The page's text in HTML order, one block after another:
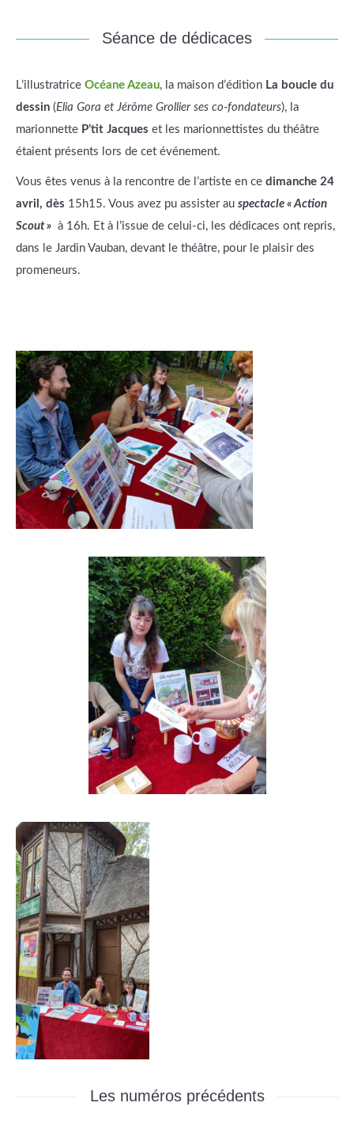
Séance de dédicaces
L’illustratrice Océane Azeau, la maison d’édition La boucle du
dessin (Elia Gora et Jérôme Grollier ses co-fondateurs), la
marionnette P’tit Jacques et les marionnettistes du théâtre
étaient présents lors de cet événement.
Vous êtes venus à la rencontre de l’artiste en ce dimanche 24
avril, dès 15h15. Vous avez pu assister au spectacle « Action
Scout » à 16h. Et à l’issue de celui-ci, les dédicaces ont repris,
dans le Jardin Vauban, devant le théâtre, pour le plaisir des
promeneurs.
Les numéros précédents